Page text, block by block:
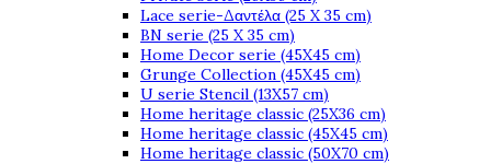
Lace serie-Δαντέλα (25 X 35 cm)
BN serie (25 X 35 cm)
Home Decor serie (45X45 cm)
Grunge Collection (45X45 cm)
U serie Stencil (13X57 cm)
Home heritage classic (25X36 cm)
Home heritage classic (45X45 cm)
Home heritage classic (50X70 cm)